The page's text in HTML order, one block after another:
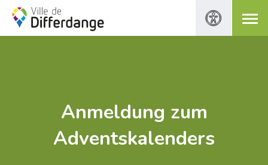
Anmeldung zum
Adventskalenders